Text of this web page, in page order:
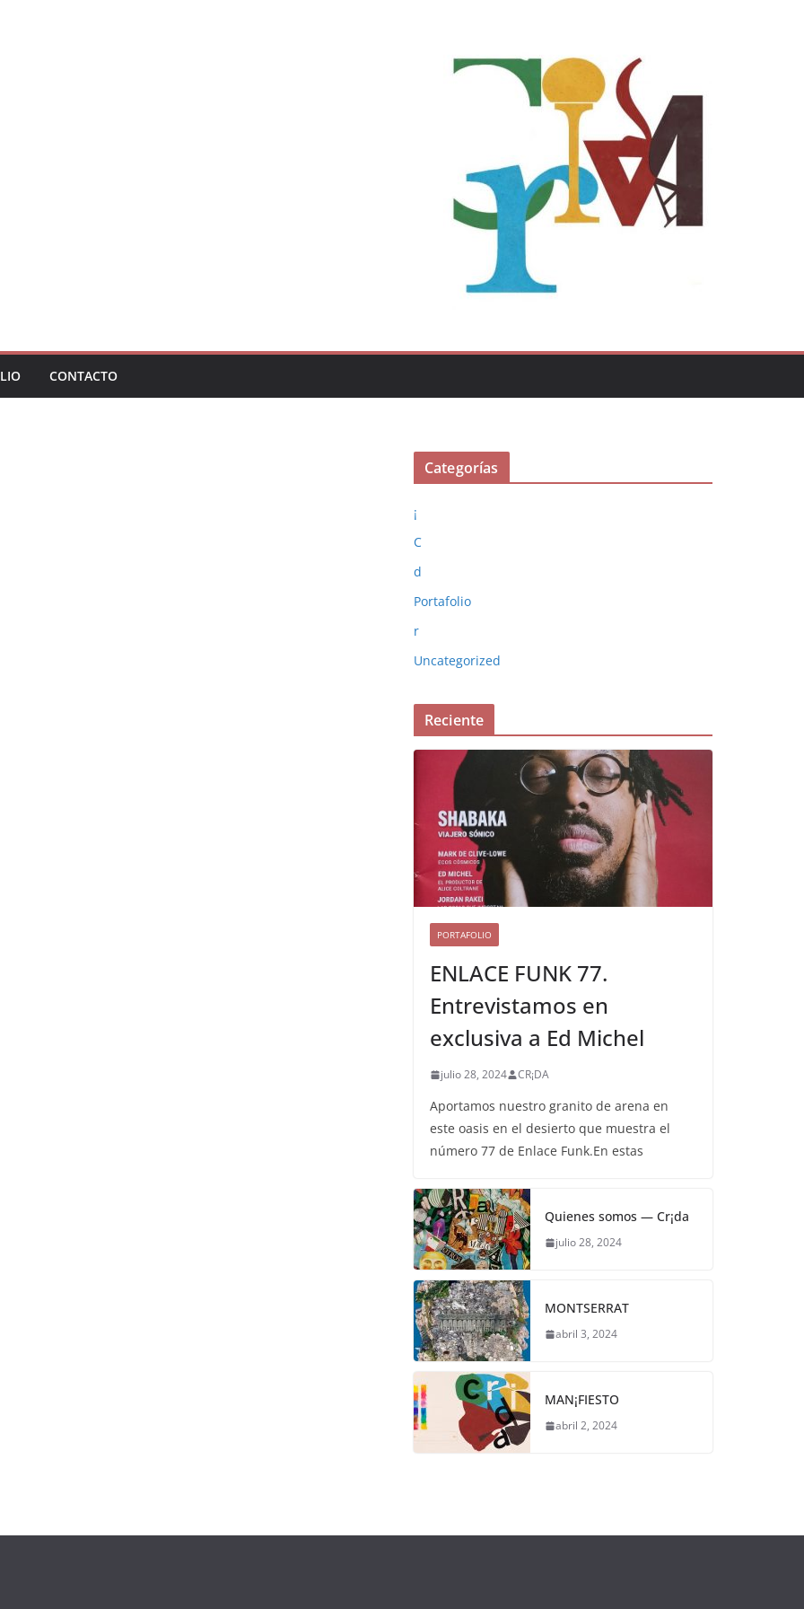
CONTACTO
Categorías
¡
C
d
Portafolio
r
Uncategorized
Reciente
PORTAFOLIO
ENLACE FUNK 77.
Entrevistamos en
exclusiva a Ed Michel
julio 28, 2024 CR¡DA
Aportamos nuestro granito de arena en
este oasis en el desierto que muestra el
número 77 de Enlace Funk.En estas
Quienes somos — Cr¡da
julio 28, 2024
MONTSERRAT
abril 3, 2024
MAN¡FIESTO
abril 2, 2024